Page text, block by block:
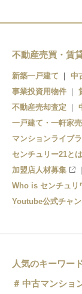
七条駅
東福寺駅
鳥羽街道駅
不動産売買・賃
新築一戸建て 中
事業投資用物件
不動産売却査定
一戸建て・一軒家
マンションライブ
センチュリー21とは
加盟店人材募集
Who is センチュリ
Youtube公式チャ
人気のキーワー
中古マンショ